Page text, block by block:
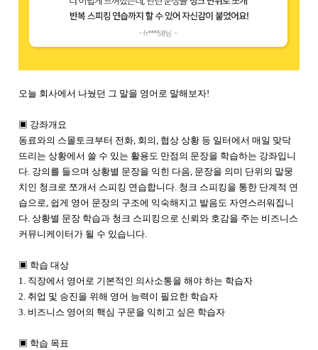
오늘 회사에서 나눴던 그 말을 영어로 말해보자!
▣ 강좌개요
동료와의 스몰토크부터 전화, 회의, 협상 상황 등 일터에서 매일 맞닥
뜨리는 상황에서 쓸 수 있는 활용도 만점의 문장을 학습하는 강좌입니
다. 강의를 들으며 상황별 문장을 익힌 다음, 문장을 의미 단위의 말뭉
치인 청크로 쪼개서 스피킹 연습합니다. 청크 스피킹을 통한 단계적 연
습으로, 쉽게 영어 문장의 구조에 익숙해지고 발음도 자연스러워집니
다. 상황별 문장 학습과 청크 스피킹으로 신뢰와 호감을 주는 비즈니스
커뮤니케이터가 될 수 있습니다.
▣ 학습 대상
1. 직장에서 영어로 기본적인 의사소통을 해야 하는 학습자
2. 취업 및 승진을 위해 영어 능력이 필요한 학습자
3. 비즈니스 영어의 핵심 구문을 익히고 싶은 학습자
▣ 학습 목표